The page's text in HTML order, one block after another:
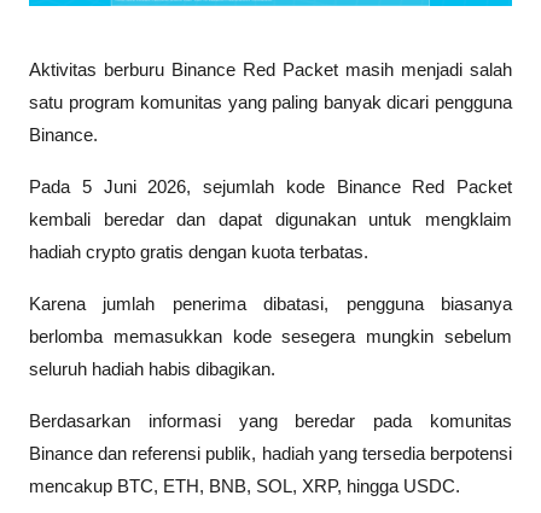
Aktivitas berburu Binance Red Packet masih menjadi salah
satu program komunitas yang paling banyak dicari pengguna
Binance.
Pada 5 Juni 2026, sejumlah kode Binance Red Packet
kembali beredar dan dapat digunakan untuk mengklaim
hadiah crypto gratis dengan kuota terbatas.
Karena jumlah penerima dibatasi, pengguna biasanya
berlomba memasukkan kode sesegera mungkin sebelum
seluruh hadiah habis dibagikan.
Berdasarkan informasi yang beredar pada komunitas
Binance dan referensi publik, hadiah yang tersedia berpotensi
mencakup BTC, ETH, BNB, SOL, XRP, hingga USDC.